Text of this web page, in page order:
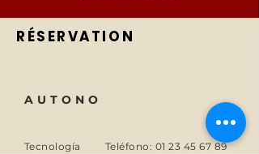
RÉSERVATION
AUTONO
Tecnología Teléfono: 01 23 45 67 89